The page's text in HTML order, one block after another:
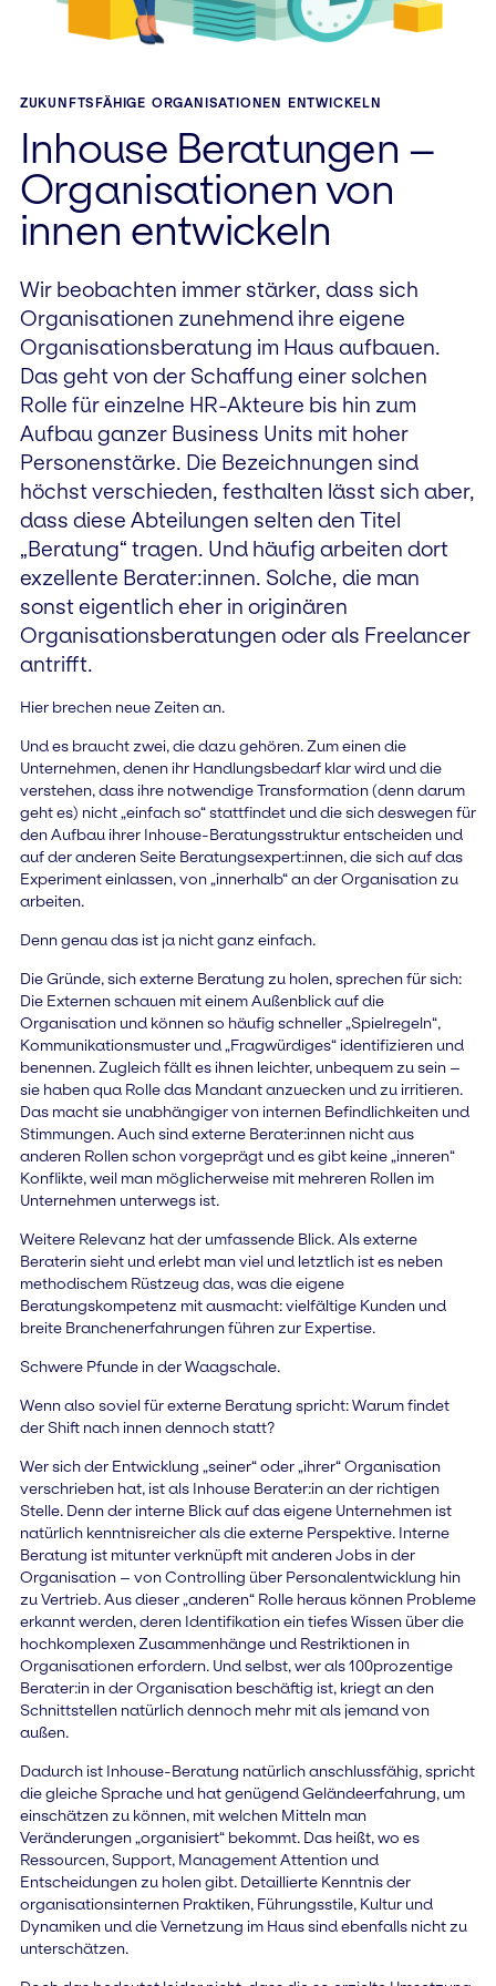
ZUKUNFTSFÄHIGE ORGANISATIONEN ENTWICKELN
Inhouse Beratungen –
Organisationen von
innen entwickeln
Wir beobachten immer stärker, dass sich
Organisationen zunehmend ihre eigene
Organisationsberatung im Haus aufbauen.
Das geht von der Schaffung einer solchen
Rolle für einzelne HR-Akteure bis hin zum
Aufbau ganzer Business Units mit hoher
Personenstärke. Die Bezeichnungen sind
höchst verschieden, festhalten lässt sich aber,
dass diese Abteilungen selten den Titel
„Beratung“ tragen. Und häufig arbeiten dort
exzellente Berater:innen. Solche, die man
sonst eigentlich eher in originären
Organisationsberatungen oder als Freelancer
antrifft.
Hier brechen neue Zeiten an.
Und es braucht zwei, die dazu gehören. Zum einen die
Unternehmen, denen ihr Handlungsbedarf klar wird und die
verstehen, dass ihre notwendige Transformation (denn darum
geht es) nicht „einfach so“ stattfindet und die sich deswegen für
den Aufbau ihrer Inhouse-Beratungsstruktur entscheiden und
auf der anderen Seite Beratungsexpert:innen, die sich auf das
Experiment einlassen, von „innerhalb“ an der Organisation zu
arbeiten.
Denn genau das ist ja nicht ganz einfach.
Die Gründe, sich externe Beratung zu holen, sprechen für sich:
Die Externen schauen mit einem Außenblick auf die
Organisation und können so häufig schneller „Spielregeln“,
Kommunikationsmuster und „Fragwürdiges“ identifizieren und
benennen. Zugleich fällt es ihnen leichter, unbequem zu sein –
sie haben qua Rolle das Mandant anzuecken und zu irritieren.
Das macht sie unabhängiger von internen Befindlichkeiten und
Stimmungen. Auch sind externe Berater:innen nicht aus
anderen Rollen schon vorgeprägt und es gibt keine „inneren“
Konflikte, weil man möglicherweise mit mehreren Rollen im
Unternehmen unterwegs ist.
Weitere Relevanz hat der umfassende Blick. Als externe
Beraterin sieht und erlebt man viel und letztlich ist es neben
methodischem Rüstzeug das, was die eigene
Beratungskompetenz mit ausmacht: vielfältige Kunden und
breite Branchenerfahrungen führen zur Expertise.
Schwere Pfunde in der Waagschale.
Wenn also soviel für externe Beratung spricht: Warum findet
der Shift nach innen dennoch statt?
Wer sich der Entwicklung „seiner“ oder „ihrer“ Organisation
verschrieben hat, ist als Inhouse Berater:in an der richtigen
Stelle. Denn der interne Blick auf das eigene Unternehmen ist
natürlich kenntnisreicher als die externe Perspektive. Interne
Beratung ist mitunter verknüpft mit anderen Jobs in der
Organisation – von Controlling über Personalentwicklung hin
zu Vertrieb. Aus dieser „anderen“ Rolle heraus können Probleme
erkannt werden, deren Identifikation ein tiefes Wissen über die
hochkomplexen Zusammenhänge und Restriktionen in
Organisationen erfordern. Und selbst, wer als 100prozentige
Berater:in in der Organisation beschäftig ist, kriegt an den
Schnittstellen natürlich dennoch mehr mit als jemand von
außen.
Dadurch ist Inhouse-Beratung natürlich anschlussfähig, spricht
die gleiche Sprache und hat genügend Geländeerfahrung, um
einschätzen zu können, mit welchen Mitteln man
Veränderungen „organisiert“ bekommt. Das heißt, wo es
Ressourcen, Support, Management Attention und
Entscheidungen zu holen gibt. Detaillierte Kenntnis der
organisationsinternen Praktiken, Führungsstile, Kultur und
Dynamiken und die Vernetzung im Haus sind ebenfalls nicht zu
unterschätzen.